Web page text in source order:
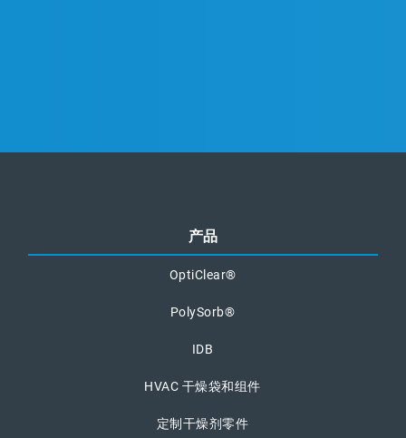
产品
OptiClear®
PolySorb®
IDB
HVAC 干燥袋和组件
定制干燥剂零件